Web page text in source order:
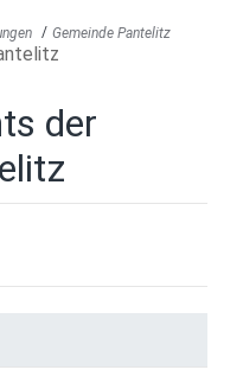
Gemeinde Pantelitz
der